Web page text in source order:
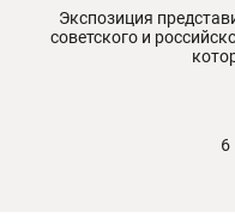
Экспозиция
советского и
6